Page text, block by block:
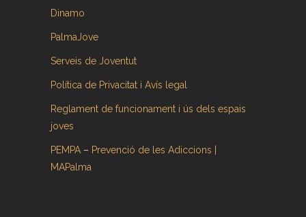
Dinamo
PalmaJove
Serveis de Joventut
Política de Privacitat i Avís legal
Reglament de funcionament i ús dels espais
joves
PEMPA – Prevenció de les Adiccions |
MAPalma